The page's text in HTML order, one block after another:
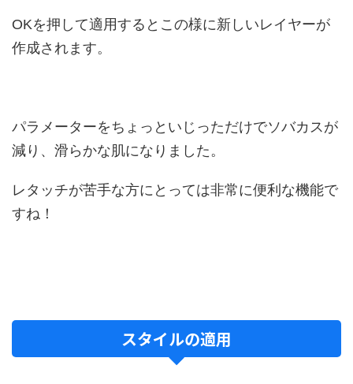
OKを押して適用するとこの様に新しいレイヤーが
作成されます。
パラメーターをちょっといじっただけでソバカスが
減り、滑らかな肌になりました。
レタッチが苦手な方にとっては非常に便利な機能で
すね！
スタイルの適用